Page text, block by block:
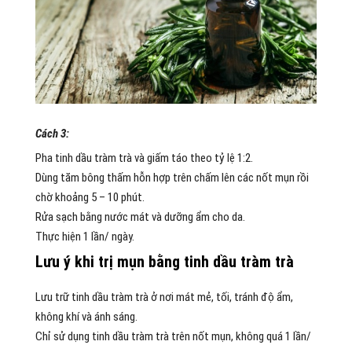
Cách 3:
Pha tinh dầu tràm trà và giấm táo theo tỷ lệ 1:2.
Dùng tăm bông thấm hỗn hợp trên chấm lên các nốt mụn rồi
chờ khoảng 5 – 10 phút.
Rửa sạch bằng nước mát và dưỡng ẩm cho da.
Thực hiện 1 lần/ ngày.
Lưu ý khi trị mụn bằng tinh dầu tràm trà
Lưu trữ tinh dầu tràm trà ở nơi mát mẻ, tối, tránh độ ẩm,
không khí và ánh sáng.
Chỉ sử dụng tinh dầu tràm trà trên nốt mụn, không quá 1 lần/